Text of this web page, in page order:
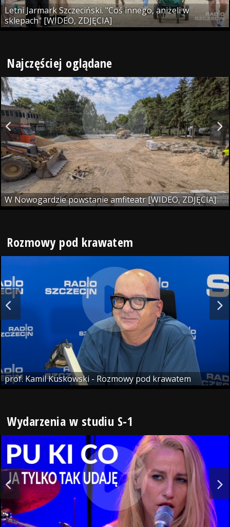
Letni Jarmark Szczeciński. "Coś innego, aniżeli w
sklepach" [WIDEO, ZDJĘCIA]
Najczęściej oglądane
W Nowogardzie powstanie amfiteatr [WIDEO, ZDJĘCIA]
Rozmowy pod krawatem
prof. Kamil Kuskowski - Rozmowy pod krawatem
Wydarzenia w studiu S-1